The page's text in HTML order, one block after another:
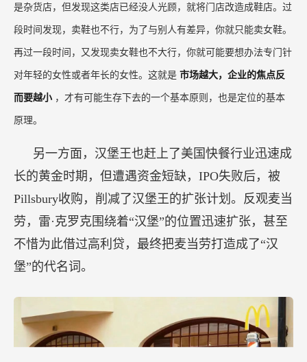
是杂货店，但发现这类店已经没人光顾，就将门店改造成鞋店。过
段时间发现，卖鞋也不行，为了与别人有差异，你就只能卖女鞋。
再过一段时间，又发现卖女鞋也不大行，你就可能要想办法专门针
对年轻的女性或者年长的女性。这就是 市场越大，企业的焦点反
而要越小 ，才有可能生存下去的一个基本原则，也是定位的基本
原理。
另一方面，汉堡王也赶上了美国快餐行业迅速成
长的黄金时期，但遭遇资金短缺，IPO失败后，被
Pillsbury收购，削减了汉堡王的扩张计划。反观麦当
劳，雷·克罗克围绕着“汉堡”的位置迅速扩张，甚至
不惜为此借过高利贷，最终把麦当劳打造成了“汉
堡”的代名词。